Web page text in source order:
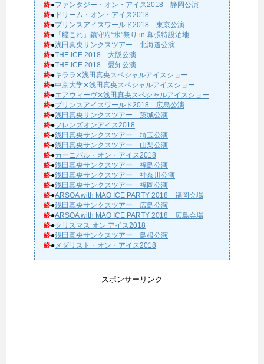
終●ファンタジー・オン・アイス2018 静岡公演
終● ドリーム・オン・アイス2018
終●プリンスアイスワールド2018 東京公演
終● 「艦これ」鎮守府“氷”祭り in 幕張特設泊地
終●浅田真央サンクスツアー 北海道公演
終●THE ICE 2018 大阪公演
終●THE ICE 2018 愛知公演
終●キララ✕浅田真央スペシャルアイスショー
終●中京大学✕浅田真央スペシャルアイスショー
終●エアウィーヴ✕浅田真央スペシャルアイスショー
終●プリンスアイスワールド2018 広島公演
終●浅田真央サンクスツアー 茨城公演
終●フレンズオンアイス2018
終●浅田真央サンクスツアー 埼玉公演
終●浅田真央サンクスツアー 山梨公演
終●カーニバル・オン・アイス2018
終●浅田真央サンクスツアー 福島公演
終●浅田真央サンクスツアー 神奈川公演
終●浅田真央サンクスツアー 福岡公演
終●ARSOA with MAO ICE PARTY 2018 福岡会場
終●浅田真央サンクスツアー 広島公演
終●ARSOA with MAO ICE PARTY 2018 広島会場
終●クリスマス オン アイス2018
終●浅田真央サンクスツアー 島根公演
終●メダリスト・オン・アイス2018
スポンサーリンク